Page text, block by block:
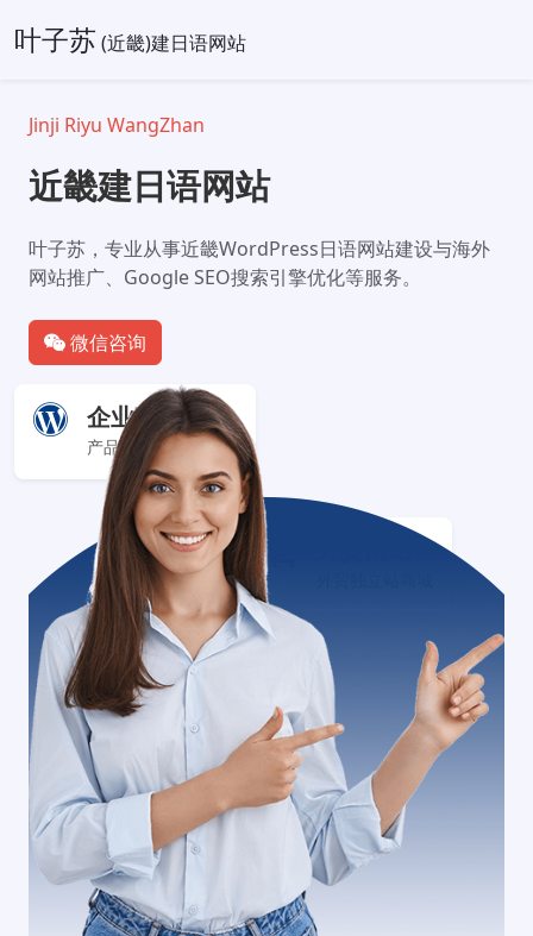
叶子苏 (近畿)建日语网站
Jinji Riyu WangZhan
近畿建日语网站
叶子苏，专业从事近畿WordPress日语网站建设与海外
网站推广、Google SEO搜索引擎优化等服务。
微信咨询
企业官网+
产品服务展示型网站